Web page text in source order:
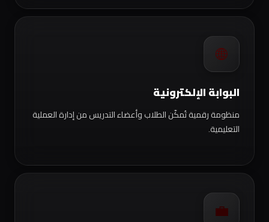
🌐
البوابة الإلكترونية
منظومة رقمية تُمكّن الطلاب وأعضاء التدريس من إدارة العملية
التعليمية.
💼